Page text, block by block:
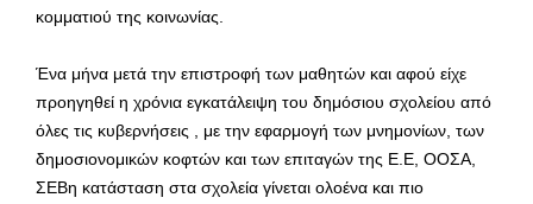
κομματιού της κοινωνίας.
Ένα μήνα μετά την επιστροφή των μαθητών και αφού είχε
προηγηθεί η χρόνια εγκατάλειψη του δημόσιου σχολείου από
όλες τις κυβερνήσεις , με την εφαρμογή των μνημονίων, των
δημοσιονομικών κοφτών και των επιταγών της Ε.Ε, ΟΟΣΑ,
ΣΕΒη κατάσταση στα σχολεία γίνεται ολοένα και πιο